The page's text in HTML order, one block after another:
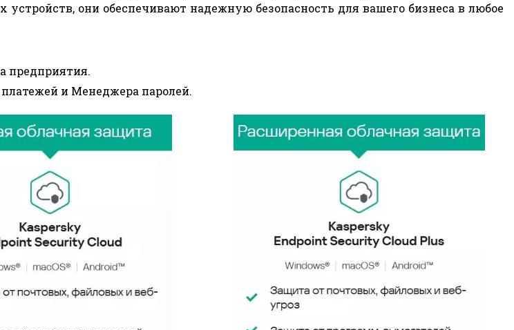
они обеспечивают надежную безопасность для вашего бизнеса в любое
предприятия.
и Mенеджера паролей.